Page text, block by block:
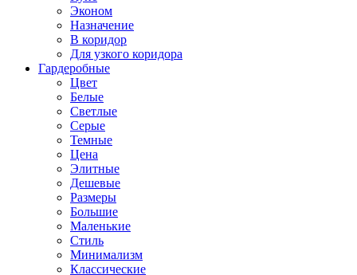
Эконом
Назначение
В коридор
Для узкого коридора
Гардеробные
Цвет
Белые
Светлые
Серые
Темные
Цена
Элитные
Дешевые
Размеры
Большие
Маленькие
Стиль
Минимализм
Классические